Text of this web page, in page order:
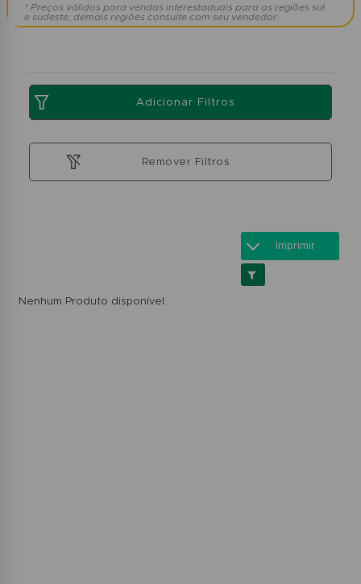
* Preços válidos para vendas interestaduais para as regiões sul
e sudeste, demais regiões consulte com seu vendedor.
Adicionar Filtros
Remover Filtros
Imprimir
Nenhum Produto disponível.